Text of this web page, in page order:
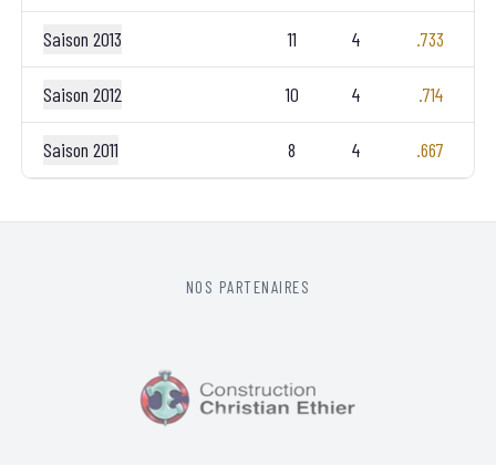
Saison 2013 11 4 .733
Saison 2012 10 4 .714
Saison 2011 8 4 .667
NOS PARTENAIRES